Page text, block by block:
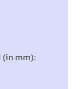
(in mm)